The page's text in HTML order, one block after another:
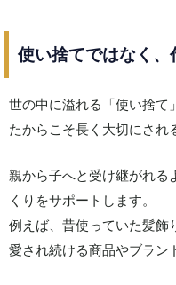
使い捨てではなく
世の中に溢れる「使い捨て
たからこそ長く大切にされ
親から子へと受け継がれる
くりをサポートします。
例えば、昔使っていた髪飾
愛され続ける商品やブラン